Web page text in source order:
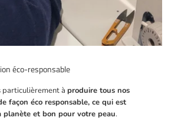
éco-responsable
particulièrement àproduire tous nos
façon éco responsable, ce qui est
planète et bon pour votre peau.